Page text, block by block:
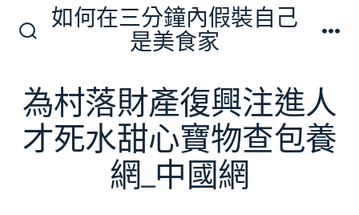
切
換
開
關
如何在三分鐘內假裝自己
是美食家
為村落財產復興注進人
才死水甜心寶物查包養
網_中國網